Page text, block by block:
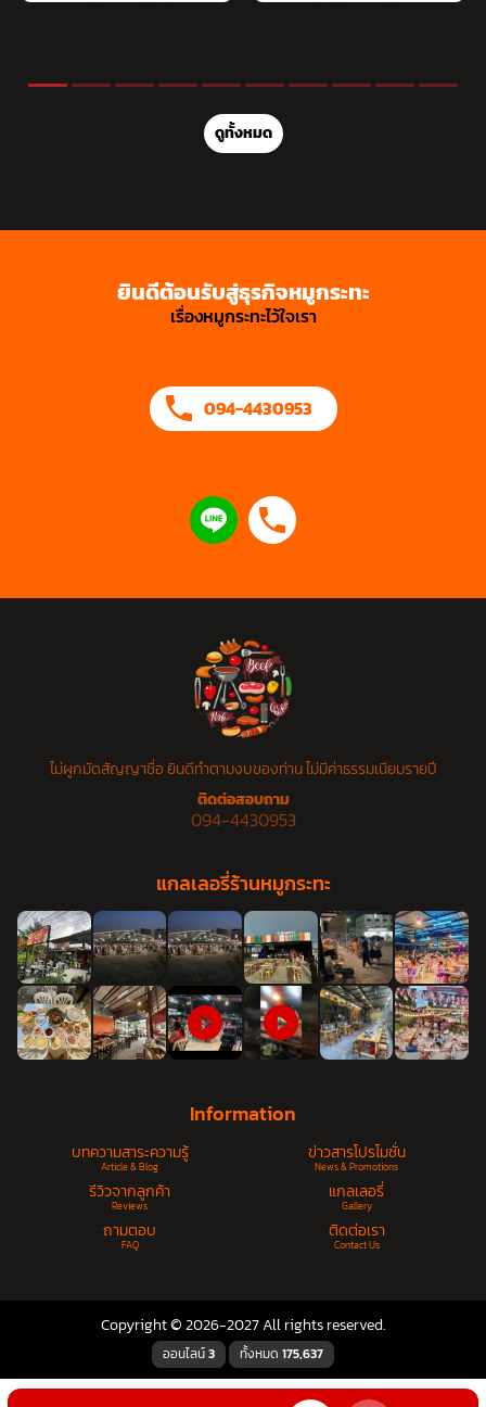
ดูทั้งหมด
ยินดีต้อนรับสู่ธุรกิจหมูกระทะ
เรื่องหมูกระทะไว้ใจเรา
094-4430953
ไม่ผูกมัดสัญญาชื่อ ยินดีทำตามงบของท่าน ไม่มีค่าธรรมเนียมรายปี
ติดต่อสอบถาม
094-4430953
แกลเลอรี่ร้านหมูกระทะ
Information
บทความสาระความรู้
Article & Blog
ข่าวสารโปรโมชั่น
News & Promotions
รีวิวจากลูกค้า
Reviews
แกลเลอรี่
Gallery
ถามตอบ
FAQ
ติดต่อเรา
Contact Us
Copyright © 2026-2027 All rights reserved.
ออนไลน์3 ทั้งหมด 175,637